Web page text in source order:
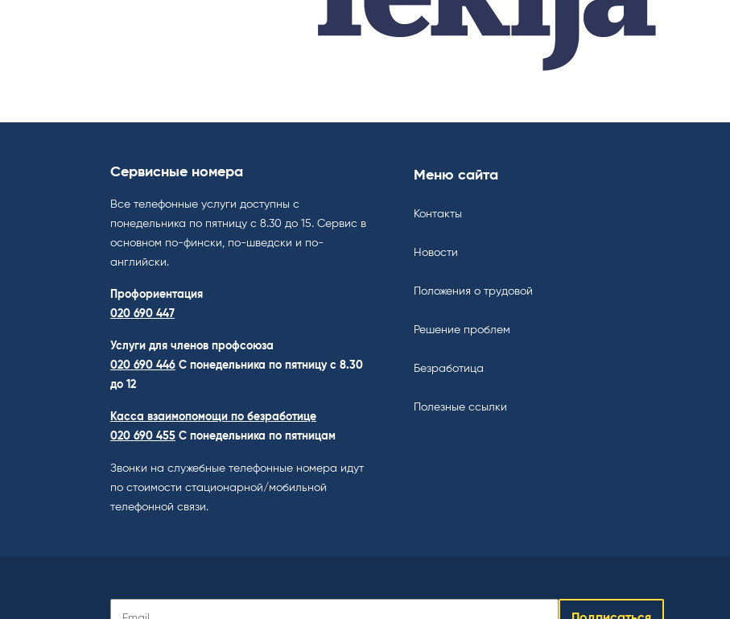
Сервисные номера
Все телефонные услуги доступны с
понедельника по пятницу с 8.30 до 15. Cервис в
основном по-фински, по-шведски и по-
английски.
Профориентация
020 690 447
Услуги для членов профсоюза
020 690 446 C понедельника по пятницу с 8.30
до 12
Касса взаимопомощи по безработице
020 690 455 С понедельника по пятницам
Звонки на служебные телефонные номера идут
по стоимости стационарной/мобильной
телефонной связи.
Меню сайта
Контакты
Новости
Положения о трудовой
Решение проблем
Безработица
Полезные ссылки